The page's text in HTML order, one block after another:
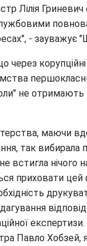
Лілія
- зауважує
через корупційні
не отримають
маючи
так вибирала
встигла нічого
приховати
Павло Хобзей,